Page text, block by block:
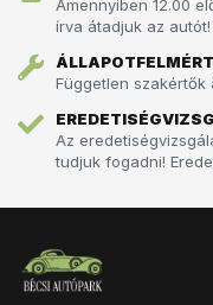
Amennyiben 12.00
írva átadjuk az
Független szakértők
Az
tudjuk fogadni!